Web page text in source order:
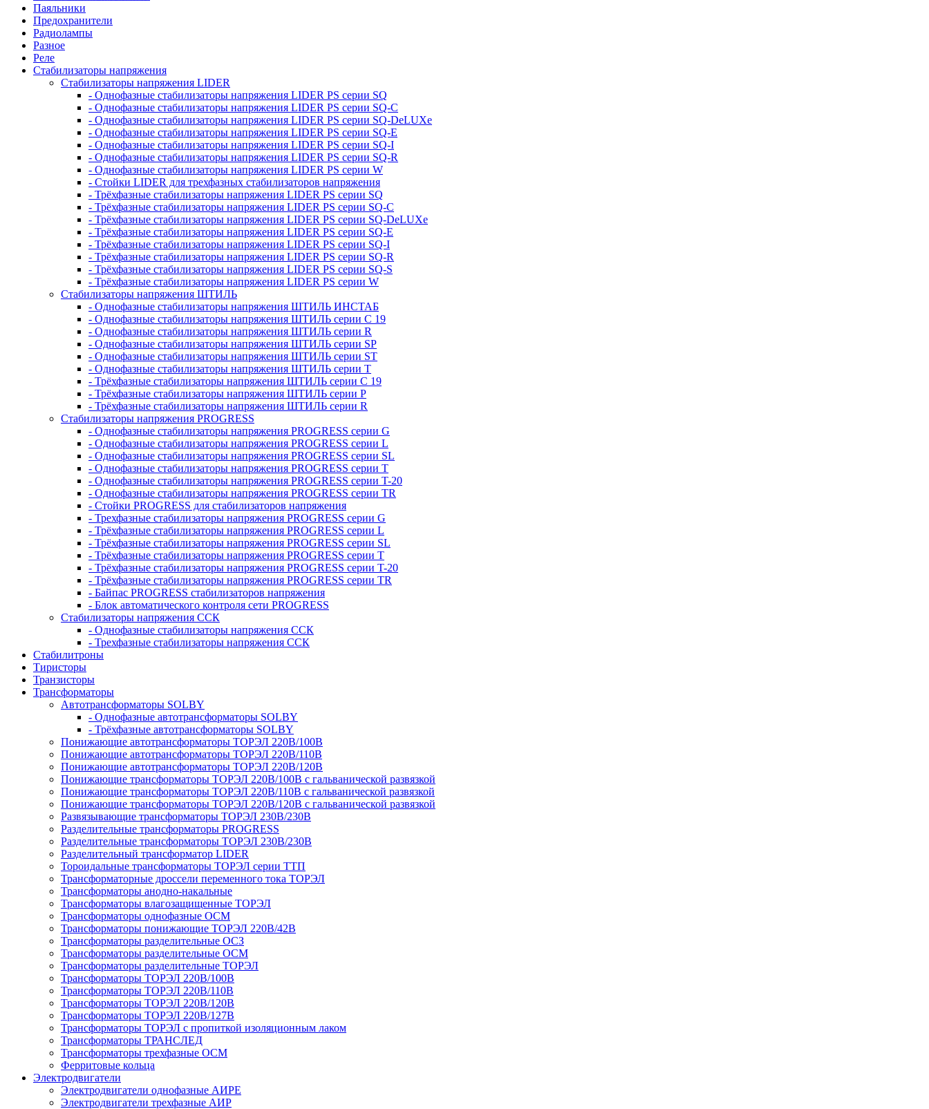
Паяльники
Предохранители
Радиолампы
Разное
Реле
Стабилизаторы напряжения
Стабилизаторы напряжения LIDER
- Однофазные стабилизаторы напряжения LIDER PS серии SQ
- Однофазные стабилизаторы напряжения LIDER PS серии SQ-C
- Однофазные стабилизаторы напряжения LIDER PS серии SQ-DeLUXe
- Однофазные стабилизаторы напряжения LIDER PS серии SQ-E
- Однофазные стабилизаторы напряжения LIDER PS серии SQ-I
- Однофазные стабилизаторы напряжения LIDER PS серии SQ-R
- Однофазные стабилизаторы напряжения LIDER PS серии W
- Стойки LIDER для трехфазных стабилизаторов напряжения
- Трёхфазные стабилизаторы напряжения LIDER PS серии SQ
- Трёхфазные стабилизаторы напряжения LIDER PS серии SQ-C
- Трёхфазные стабилизаторы напряжения LIDER PS серии SQ-DeLUXe
- Трёхфазные стабилизаторы напряжения LIDER PS серии SQ-E
- Трёхфазные стабилизаторы напряжения LIDER PS серии SQ-I
- Трёхфазные стабилизаторы напряжения LIDER PS серии SQ-R
- Трёхфазные стабилизаторы напряжения LIDER PS серии SQ-S
- Трёхфазные стабилизаторы напряжения LIDER PS серии W
Стабилизаторы напряжения ШТИЛЬ
- Однофазные стабилизаторы напряжения ШТИЛЬ ИНСТАБ
- Однофазные стабилизаторы напряжения ШТИЛЬ серии C 19
- Однофазные стабилизаторы напряжения ШТИЛЬ серии R
- Однофазные стабилизаторы напряжения ШТИЛЬ серии SP
- Однофазные стабилизаторы напряжения ШТИЛЬ серии ST
- Однофазные стабилизаторы напряжения ШТИЛЬ серии T
- Трёхфазные стабилизаторы напряжения ШТИЛЬ серии C 19
- Трёхфазные стабилизаторы напряжения ШТИЛЬ серии P
- Трёхфазные стабилизаторы напряжения ШТИЛЬ серии R
Стабилизаторы напряжения PROGRESS
- Однофазные стабилизаторы напряжения PROGRESS серии G
- Однофазные стабилизаторы напряжения PROGRESS серии L
- Однофазные стабилизаторы напряжения PROGRESS серии SL
- Однофазные стабилизаторы напряжения PROGRESS серии T
- Однофазные стабилизаторы напряжения PROGRESS серии T-20
- Однофазные стабилизаторы напряжения PROGRESS серии TR
- Стойки PROGRESS для стабилизаторов напряжения
- Трехфазные стабилизаторы напряжения PROGRESS серии G
- Трёхфазные стабилизаторы напряжения PROGRESS серии L
- Трёхфазные стабилизаторы напряжения PROGRESS серии SL
- Трёхфазные стабилизаторы напряжения PROGRESS серии T
- Трёхфазные стабилизаторы напряжения PROGRESS серии T-20
- Трёхфазные стабилизаторы напряжения PROGRESS серии TR
- Байпас PROGRESS стабилизаторов напряжения
- Блок автоматического контроля сети PROGRESS
Стабилизаторы напряжения ССК
- Однофазные стабилизаторы напряжения ССК
- Трехфазные стабилизаторы напряжения ССК
Стабилитроны
Тиристоры
Транзисторы
Трансформаторы
Автотрансформаторы SOLBY
- Однофазные автотрансформаторы SOLBY
- Трёхфазные автотрансформаторы SOLBY
Понижающие автотрансформаторы ТОРЭЛ 220В/100В
Понижающие автотрансформаторы ТОРЭЛ 220В/110В
Понижающие автотрансформаторы ТОРЭЛ 220В/120В
Понижающие трансформаторы ТОРЭЛ 220В/100В с гальванической развязкой
Понижающие трансформаторы ТОРЭЛ 220В/110В с гальванической развязкой
Понижающие трансформаторы ТОРЭЛ 220В/120В с гальванической развязкой
Развязывающие трансформаторы ТОРЭЛ 230В/230В
Разделительные трансформаторы PROGRESS
Разделительные трансформаторы ТОРЭЛ 230В/230В
Разделительный трансформатор LIDER
Тороидальные трансформаторы ТОРЭЛ серии ТТП
Трансформаторные дроссели переменного тока ТОРЭЛ
Трансформаторы анодно-накальные
Трансформаторы влагозащищенные ТОРЭЛ
Трансформаторы однофазные ОСМ
Трансформаторы понижающие ТОРЭЛ 220В/42В
Трансформаторы разделительные ОСЗ
Трансформаторы разделительные ОСМ
Трансформаторы разделительные ТОРЭЛ
Трансформаторы ТОРЭЛ 220В/100В
Трансформаторы ТОРЭЛ 220В/110В
Трансформаторы ТОРЭЛ 220В/120В
Трансформаторы ТОРЭЛ 220В/127В
Трансформаторы ТОРЭЛ с пропиткой изоляционным лаком
Трансформаторы ТРАНСЛЕД
Трансформаторы трехфазные ОСМ
Ферритовые кольца
Электродвигатели
Электродвигатели однофазные АИРЕ
Электродвигатели трехфазные АИР